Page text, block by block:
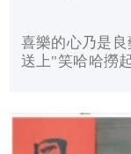
天使去跟進引
喜樂的心乃是
送上"笑哈哈撈